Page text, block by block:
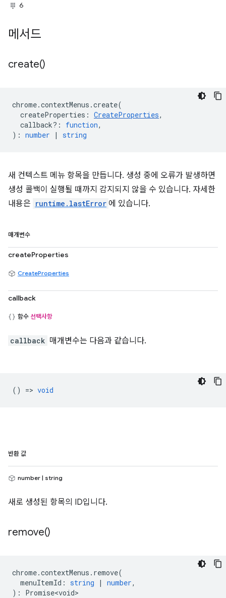
6
메서드
create()
chrome.contextMenus .create(
createProperties : CreateProperties,
callback? : function,
) : number | string
새 컨텍스트 메뉴 항목을 만듭니다. 생성 중에 오류가 발생하면
생성 콜백이 실행될 때까지 감지되지 않을 수 있습니다. 자세한
내용은 runtime.lastError 에 있습니다.
매개변수
createProperties
CreateProperties
callback
함수 선택사항
callback 매개변수는 다음과 같습니다.
() => void
반환 값
number | string
새로 생성된 항목의 ID입니다.
remove()
chrome.contextMenus . remove(
menuItemId : string | number,
) : Promise<void>